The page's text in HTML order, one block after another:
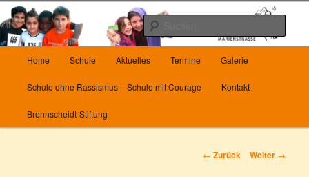
Zum
Inhalt
wechseln
Die Grundschule Marienstrasse in
Wuppertal
Herzlich Willkommen auf unserer Homepage
Home Schule Aktuelles Termine Galerie
Schule ohne Rassismus – Schule mit Courage Kontakt
Brennscheidt-Stiftung
Beitrags-
← Zurück Weiter →